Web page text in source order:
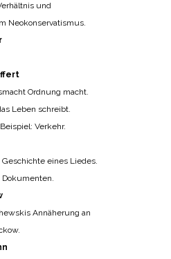
und
Neokonservatismus.
Ordnung macht.
Leben schreibt.
Verkehr.
Geschichte eines Liedes.
Dokumenten.
Annäherung an